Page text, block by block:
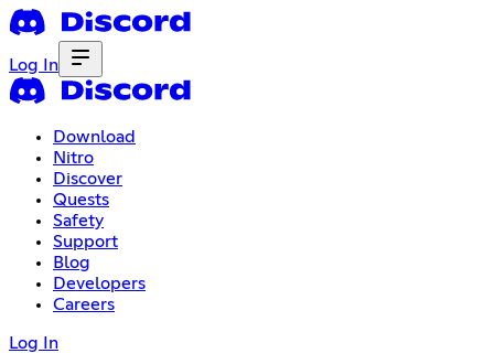
Log In
Download
Nitro
Discover
Quests
Safety
Support
Blog
Developers
Careers
Log In